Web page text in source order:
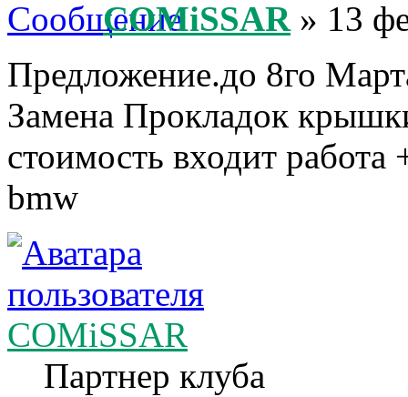
COMiSSAR» 13
Предложение.до 8го
Замена Прокладок
стоимость входит
bmw
COMiSSAR
Партнер клуба